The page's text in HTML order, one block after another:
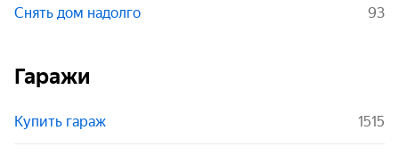
Снять дом надолго 93
Гаражи
Купить гараж 1515